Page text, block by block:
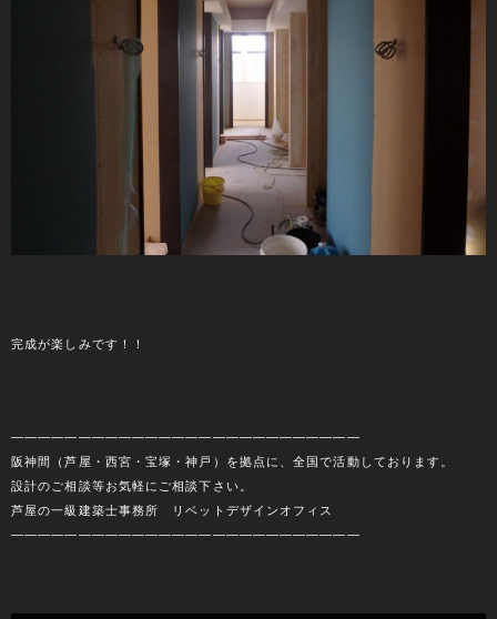
完成が楽しみです！！
――――――――――――――――――――――――――
阪神間（芦屋・西宮・宝塚・神戸）を拠点に、全国で活動しております。
設計のご相談等お気軽にご相談下さい。
芦屋の一級建築士事務所 リベットデザインオフィス
――――――――――――――――――――――――――